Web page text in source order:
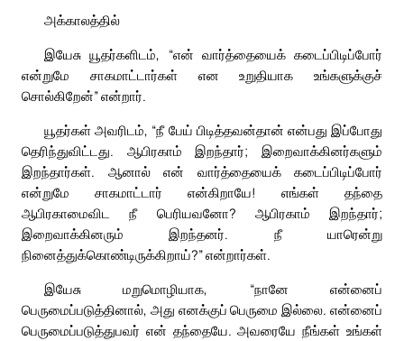
அக்காலத்தில்
இயேசு யூதர்களிடம், “என் வார்த்தையைக் கடைப்பிடிப்போர்
என்றுமே சாகமாட்டார்கள் என உறுதியாக உங்களுக்குச்
சொல்கிறேன்” என்றார்.
யூதர்கள் அவரிடம், “நீ பேய் பிடித்தவன்தான் என்பது இப்போது
தெரிந்துவிட்டது. ஆபிரகாம் இறந்தார்; இறைவாக்கினர்களும்
இறந்தார்கள். ஆனால் என் வார்த்தையைக் கடைப்பிடிப்போர்
என்றுமே சாகமாட்டார் என்கிறாயே! எங்கள் தந்தை
ஆபிரகாமைவிட நீ பெரியவனோ? ஆபிரகாம் இறந்தார்;
இறைவாக்கினரும் இறந்தனர். நீ யாரென்று
நினைத்துக்கொண்டிருக்கிறாய்?” என்றார்கள்.
இயேசு மறுமொழியாக, “நானே என்னைப்
பெருமைப்படுத்தினால், அது எனக்குப் பெருமை இல்லை. என்னைப்
பெருமைப்படுத்துபவர் என் தந்தையே. அவரையே நீங்கள் உங்கள்